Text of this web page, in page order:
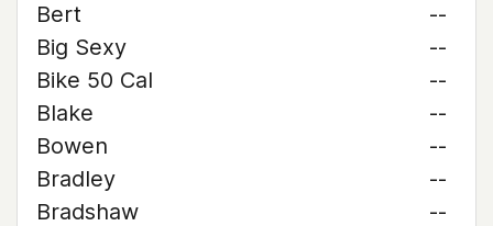
Bert
--
Big Sexy
--
Bike 50 Cal
--
Blake
--
Bowen
--
Bradley
--
Bradshaw
--